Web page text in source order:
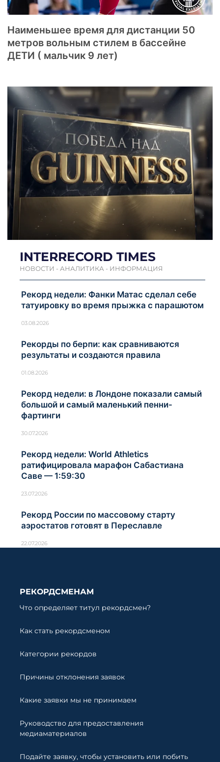
Наименьшее время для дистанции 50
метров вольным стилем в бассейне
ДЕТИ ( мальчик 9 лет)
INTERRECORD TIMES
НОВОСТИ - АНАЛИТИКА - ИНФОРМАЦИЯ
Рекорд недели: Фанки Матас сделал себе
татуировку во время прыжка с парашютом
03.08.2026
Рекорды по берпи: как сравниваются
результаты и создаются правила
01.08.2026
Рекорд недели: в Лондоне показали самый
большой и самый маленький пенни-
фартинги
30.07.2026
Рекорд недели: World Athletics
ратифицировала марафон Сабастиана
Саве — 1:59:30
23.07.2026
Рекорд России по массовому старту
аэростатов готовят в Переславле
22.07.2026
РЕКОРДСМЕНАМ
Что определяет титул рекордсмен?
Как стать рекордсменом
Категории рекордов
Причины отклонения заявок
Какие заявки мы не принимаем
Руководство для предоставления
медиаматериалов
Подайте заявку, чтобы установить или побить